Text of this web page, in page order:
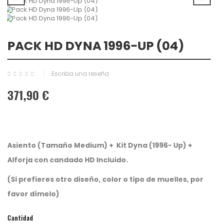
PACK HD DYNA 1996-UP (04)
Escriba una reseña
371,90 €
Asiento (Tamaño Medium) + Kit Dyna (1996- Up) +
Alforja con candado HD Incluido.
(Si prefieres otro diseño, color o tipo de muelles, por
favor dímelo)
Cantidad